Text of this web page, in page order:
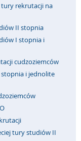
rekrutacji na
II stopnia
I stopnia i
cudzoziemców
I stopnia i jednolite
tury studiów II